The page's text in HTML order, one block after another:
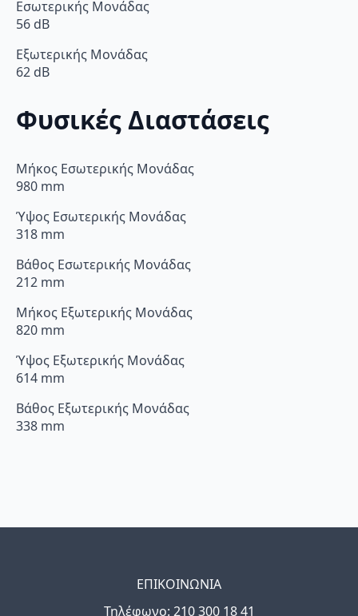
Εσωτερικής Μονάδας
56 dB
Εξωτερικής Μονάδας
62 dB
Φυσικές Διαστάσεις
Μήκος Εσωτερικής Μονάδας
980 mm
Ύψος Εσωτερικής Μονάδας
318 mm
Βάθος Εσωτερικής Μονάδας
212 mm
Μήκος Εξωτερικής Μονάδας
820 mm
Ύψος Εξωτερικής Μονάδας
614 mm
Βάθος Εξωτερικής Μονάδας
338 mm
ΕΠΙΚΟΙΝΩΝΙΑ
Τηλέφωνo: 210 300 18 41